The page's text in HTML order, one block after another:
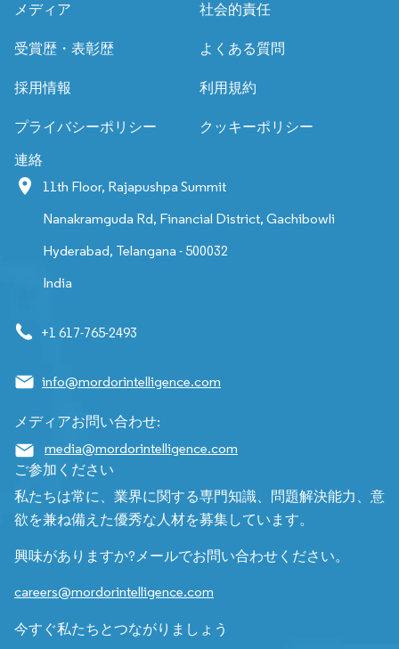
メディア 社会的責任
受賞歴・表彰歴 よくある質問
採用情報 利用規約
プライバシーポリシー クッキーポリシー
連絡
11th Floor, Rajapushpa Summit
Nanakramguda Rd, Financial District, Gachibowli
Hyderabad, Telangana - 500032
India
+1 617-765-2493
info@mordorintelligence.com
メディアお問い合わせ:
media@mordorintelligence.com
ご参加ください
私たちは常に、業界に関する専門知識、問題解決能力、意
欲を兼ね備えた優秀な人材を募集しています。
興味がありますか?メールでお問い合わせください。
careers@mordorintelligence.com
今すぐ私たちとつながりましょう